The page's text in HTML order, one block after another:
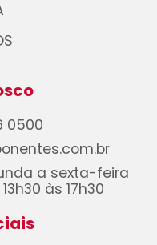
0500
a sexta-feira
às 17h30